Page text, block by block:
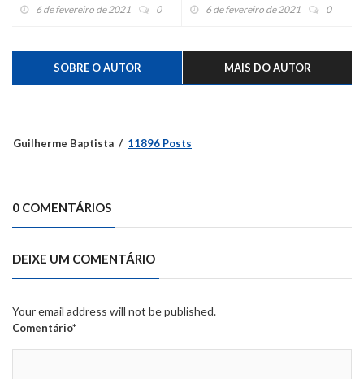
vermelha
6 de fevereiro de 2021 0
Sul 6 de fevereiro de 2021 0
SOBRE O AUTOR MAIS DO AUTOR
Guilherme Baptista 11896 Posts
0 COMENTÁRIOS
DEIXE UM COMENTÁRIO
Your email address will not be published.
Comentário*